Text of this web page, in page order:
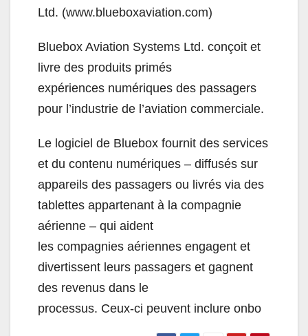
Ltd. (www.blueboxaviation.com)
Bluebox Aviation Systems Ltd. conçoit et
livre des produits primés
expériences numériques des passagers
pour l’industrie de l’aviation commerciale.
Le logiciel de Bluebox fournit des services
et du contenu numériques – diffusés sur
appareils des passagers ou livrés via des
tablettes appartenant à la compagnie
aérienne – qui aident
les compagnies aériennes engagent et
divertissent leurs passagers et gagnent
des revenus dans le
processus. Ceux-ci peuvent inclure onbo